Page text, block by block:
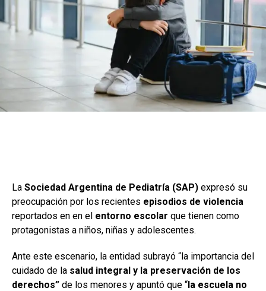
La Sociedad Argentina de Pediatría (SAP) expresó su
preocupación por los recientes episodios de violencia
reportados en en el entorno escolar que tienen como
protagonistas a niños, niñas y adolescentes.
Ante este escenario, la entidad subrayó “la importancia del
cuidado de la salud integral y la preservación de los
derechos” de los menores y apuntó que “la escuela no